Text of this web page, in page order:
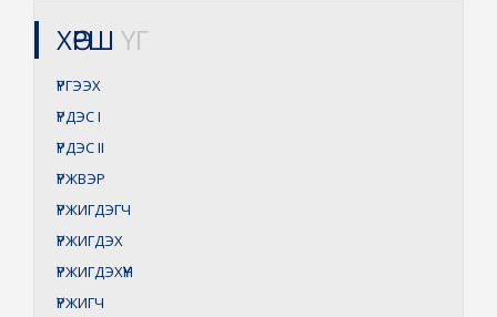
ХӨРШ ҮГ
ҮРГЭЭХ
ҮРДЭСI
ҮРДЭСII
ҮРЖВЭР
ҮРЖИГДЭГЧ
ҮРЖИГДЭХ
ҮРЖИГДЭХҮҮН
ҮРЖИГЧ